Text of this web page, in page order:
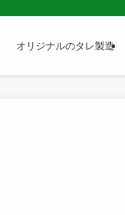
オリジナルのタレ製造